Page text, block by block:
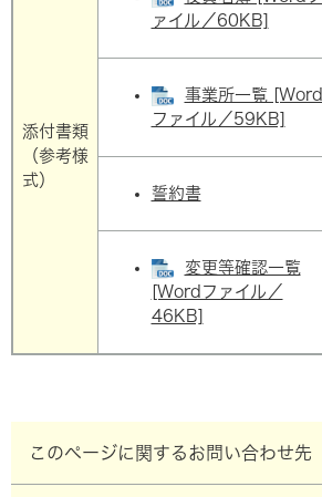
添付書類
（参考様
式）
ァイル／60KB]
事業所一覧 [Word
ファイル／59KB]
誓約書
変更等確認一覧
[Wordファイル／
46KB]
このページに関するお問い合わせ先